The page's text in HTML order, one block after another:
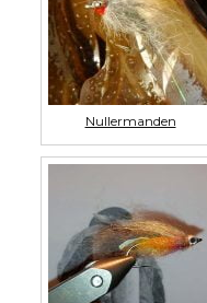
Nullermanden